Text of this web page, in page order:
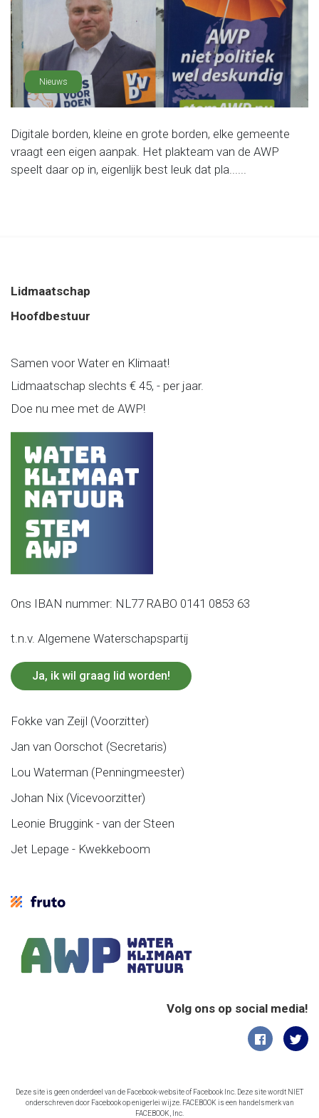
Nieuws
Digitale borden, kleine en grote borden, elke gemeente
vraagt een eigen aanpak. Het plakteam van de AWP
speelt daar op in, eigenlijk best leuk dat pla......
Lidmaatschap
Hoofdbestuur
Samen voor Water en Klimaat!
Lidmaatschap slechts € 45, - per jaar.
Doe nu mee met de AWP!
Ons IBAN nummer: NL77 RABO 0141 0853 63
t.n.v. Algemene Waterschapspartij
Ja, ik wil graag lid worden!
Fokke van Zeijl (Voorzitter)
Jan van Oorschot (Secretaris)
Lou Waterman (Penningmeester)
Johan Nix (Vicevoorzitter)
Leonie Bruggink - van der Steen
Jet Lepage - Kwekkeboom
Volg ons op social media!
Deze site is geen onderdeel van de Facebook-website of Facebook Inc. Deze site wordt NIET
onderschreven door Facebook op enigerlei wijze. FACEBOOK is een handelsmerk van
FACEBOOK, Inc.